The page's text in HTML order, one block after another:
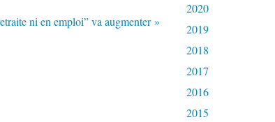
2020
2019
2018
2017
2016
2015